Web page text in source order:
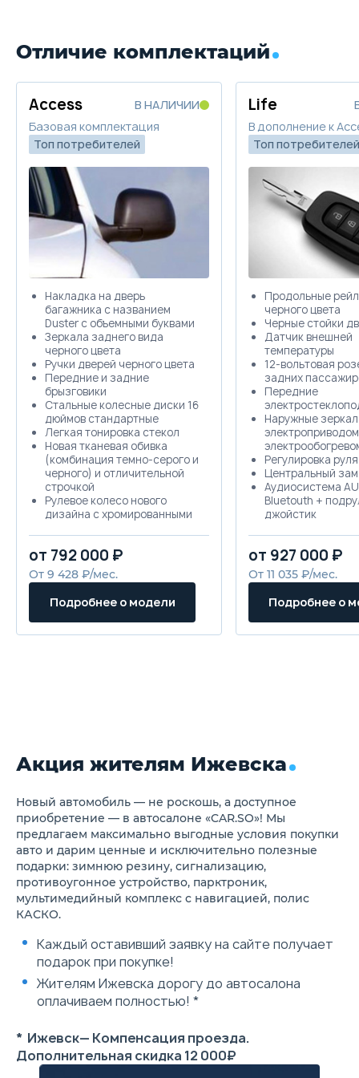
Trade-in
Цена от Цена в кредит
Купить в кредит
Trade-in
Забронировать
Отличие комплектаций
Access
В НАЛИЧИИ
Базовая комплектация
Топ потребителей
Накладка на дверь
багажника с названием
Duster с объемными буквами
Зеркала заднего вида
черного цвета
Ручки дверей черного цвета
Передние и задние
брызговики
Стальные колесные диски 16
дюймов стандартные
Легкая тонировка стекол
Новая тканевая обивка
(комбинация темно-серого и
черного) и отличительной
строчкой
Рулевое колесо нового
дизайна с хромированными
Индикатор переключения
передач
Режим Eco mode
Бесключевой доступ к
бензобаку
Рециркуляция воздуха (без
салонного фильтра)
Полка багажника
Дневные ходовые огни
оптикой
Задние фонари,
стилизованные под
светодиодные
Подсветка багажного
отделения
Электрогидроусилитель /
гидроусилитель рулевого
управления
ABS антиблокировочная
система + EBD система
электронного
распределения тормозных
усилий + AFU система
помощи при экстренном
торможении
водителя
2 задних подголовника
Cистема креплений ISOFIX на
от 792 000 ₽
От 9 428 ₽/мес.
Подробнее о модели
Life
В дополнение к
Топ потребителей
Продольные
черного цвета
Черные стойки
Датчик внешней
температуры
12-вольтовая
задних
Передние
Наружные
Регулировка
Центральный
Аудиосистема
Bluetouth +
джойстик
Подсветка
ящика
Бортовой
Подушка
пассажира
Регулировка
безопасности на
ESP (система
курсовой
трогании на
TPMS (датчик
система) + TCS
контроля тяги) -
Кондиционер -
Новая
приложение
Пакет
от 927 000 ₽
От 11 035 ₽/мес.
Подробнее о
Акция жителям Ижевска
Новый автомобиль — не роскошь, а доступное
приобретение — в автосалоне «CAR.SO»! Мы
предлагаем максимально выгодные условия покупки
авто и дарим ценные и исключительно полезные
подарки: зимнюю резину, сигнализацию,
противоугонное устройство, парктроник,
мультимедийный комплекс с навигацией, полис
КАСКО.
Каждый оставивший заявку на сайте получает
подарок при покупке!
Жителям Ижевска дорогу до автосалона
оплачиваем полностью! *
* Ижевск— Компенсация проезда.
Дополнительная скидка 12 000₽